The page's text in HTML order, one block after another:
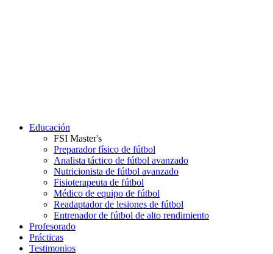
Educación
FSI Master's
Preparador físico de fútbol
Analista táctico de fútbol avanzado
Nutricionista de fútbol avanzado
Fisioterapeuta de fútbol
Médico de equipo de fútbol
Readaptador de lesiones de fútbol
Entrenador de fútbol de alto rendimiento
Profesorado
Prácticas
Testimonios